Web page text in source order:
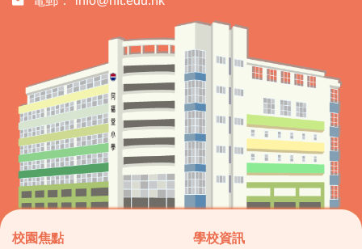
校園焦點
學校資訊